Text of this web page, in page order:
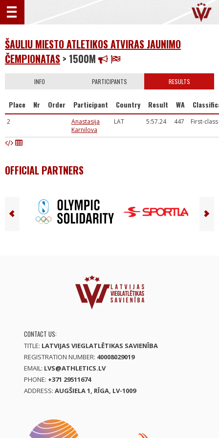
ŠAULIU MIESTO ATLETIKOS ATVIRAS JAUNIMO
ČEMPIONATAS > 1500M
INFO PARTICIPANTS RESULTS
Place Nr Order Participant Country Result WA
2
Anastasija
Karnilova
LAT 5:57.24 447 First-
OFFICIAL PARTNERS
CONTACT US:
TITLE: LATVIJAS VIEGLATLĒTIKAS SAVIENĪBA
REGISTRATION NUMBER: 40008029019
EMAIL: LVS@ATHLETICS.LV
PHONE: +371 29511674
ADDRESS: AUGŠIELA 1, RĪGA, LV-1009